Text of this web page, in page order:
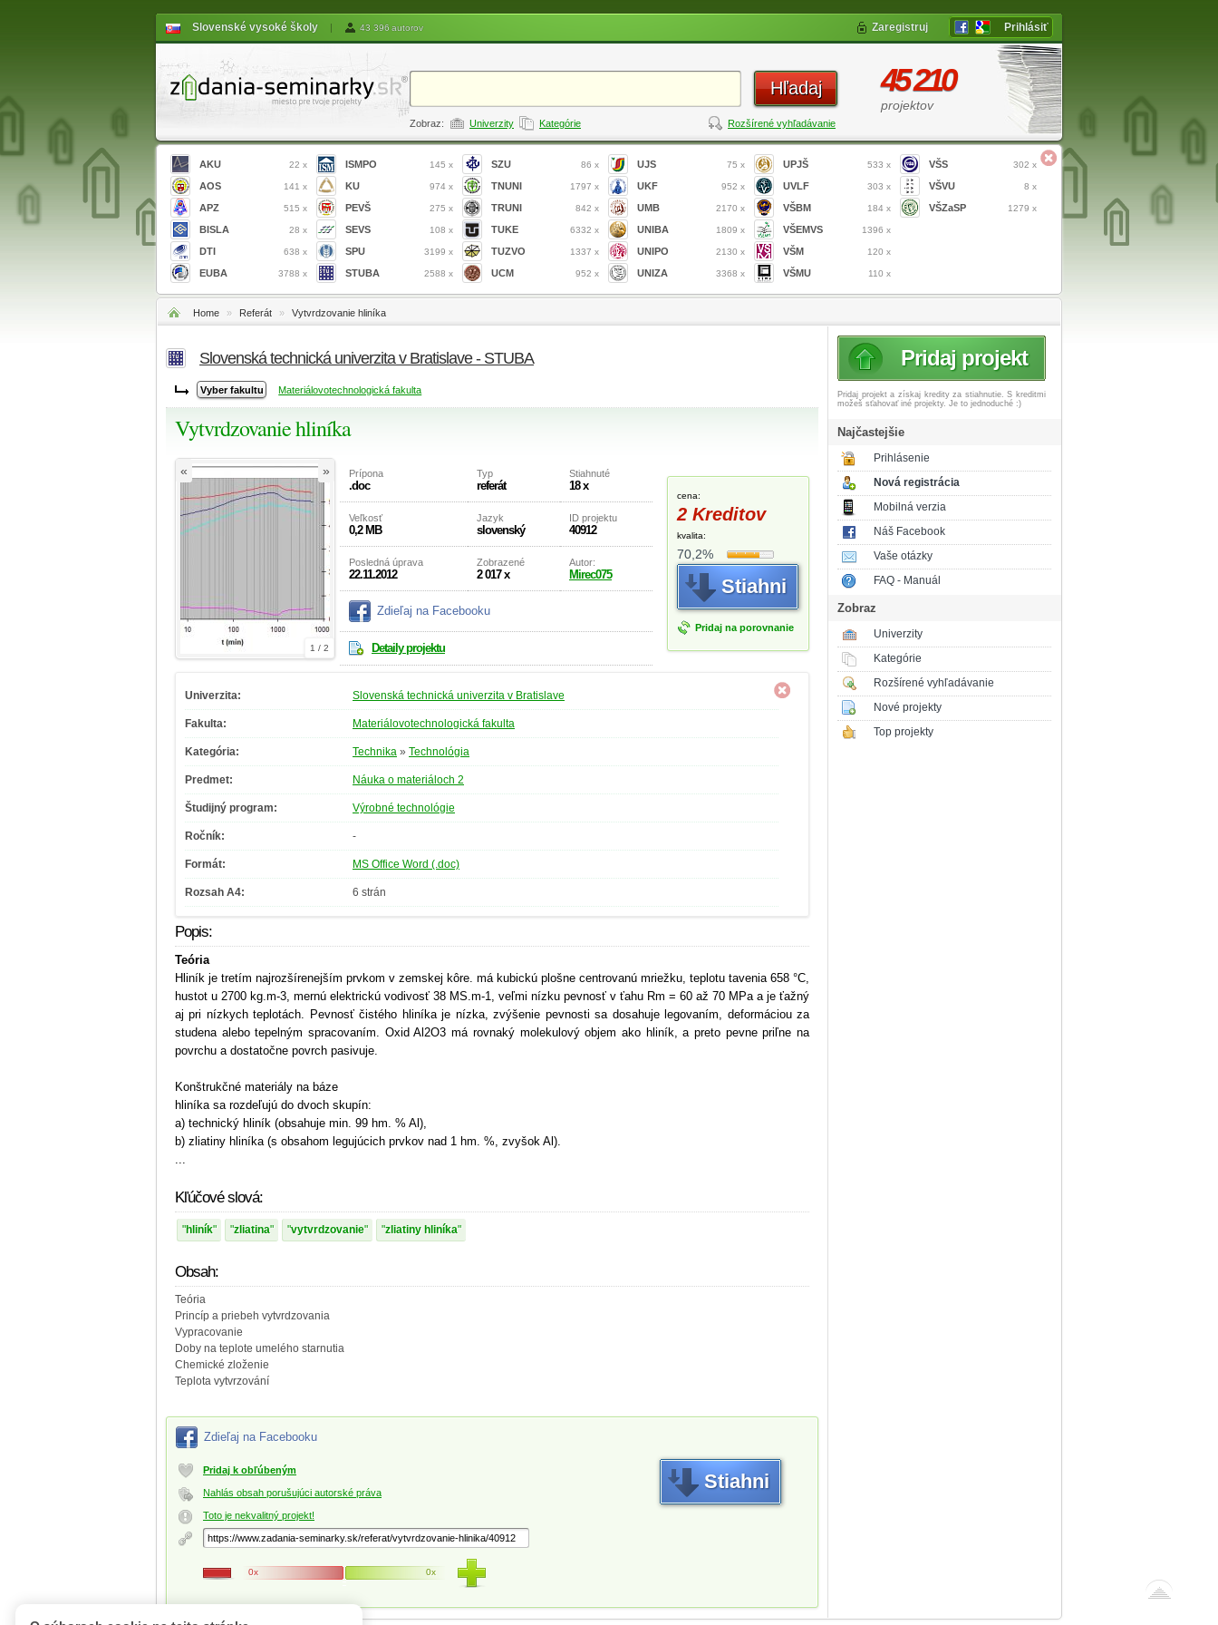
Slovenské vysoké školy | 43 396 autorov Zaregistruj Prihlásiť
Hľadaj
Zobraz: Univerzity Kategórie Rozšírené vyhľadávanie
45 210
projektov
AKU 22 x
AOS 141 x
APZ 515 x
BISLA 28 x
DTI 638 x
EUBA 3788 x
ISMPO 145 x
KU 974 x
PEVŠ 275 x
SEVS 108 x
SPU 3199 x
STUBA 2588 x
SZU 86 x
TNUNI 1797 x
TRUNI 842 x
TUKE 6332 x
TUZVO 1337 x
UCM 952 x
UJS 75 x
UKF 952 x
UMB 2170 x
UNIBA 1809 x
UNIPO 2130 x
UNIZA 3368 x
UPJŠ 533 x
UVLF 303 x
VŠBM 184 x
VŠEMVS 1396 x
VŠM 120 x
VŠMU 110 x
VŠS 302 x
VŠVU 8 x
VŠZaSP 1279 x
Home » Referát » Vytvrdzovanie hliníka
Slovenská technická univerzita v Bratislave - STUBA
Materiálovotechnologická fakulta
Vytvrdzovanie hliníka
1 / 2
« » Prípona
.doc
Typ
referát
Stiahnuté
18 x
Veľkosť
0,2 MB
Jazyk
slovenský
ID projektu
40912
Posledná úprava
22.11.2012
Zobrazené
2 017 x
Autor:
Mirec075
Zdieľaj na Facebooku
Detaily projektu
cena:
2 Kreditov
kvalita:
70,2%
Stiahni
Pridaj na porovnanie
Univerzita: Slovenská technická univerzita v Bratislave
Fakulta: Materiálovotechnologická fakulta
Kategória: Technika » Technológia
Predmet: Náuka o materiáloch 2
Študijný program: Výrobné technológie
Ročník: -
Formát: MS Office Word (.doc)
Rozsah A4: 6 strán
Popis:
Teória
Hliník je tretím najrozšírenejším prvkom v zemskej kôre. má kubickú plošne centrovanú mriežku, teplotu tavenia 658 °C,
hustot u 2700 kg.m-3, mernú elektrickú vodivosť 38 MS.m-1, veľmi nízku pevnosť v ťahu Rm = 60 až 70 MPa a je ťažný
aj pri nízkych teplotách. Pevnosť čistého hliníka je nízka, zvýšenie pevnosti sa dosahuje legovaním, deformáciou za
studena alebo tepelným spracovaním. Oxid Al2O3 má rovnaký molekulový objem ako hliník, a preto pevne priľne na
povrchu a dostatočne povrch pasivuje.
Konštrukčné materiály na báze
hliníka sa rozdeľujú do dvoch skupín:
a) technický hliník (obsahuje min. 99 hm. % Al),
b) zliatiny hliníka (s obsahom legujúcich prvkov nad 1 hm. %, zvyšok Al).
...
Kľúčové slová:
hliník zliatina vytvrdzovanie zliatiny hliníka
Obsah:
Teória
Princíp a priebeh vytvrdzovania
Vypracovanie
Doby na teplote umelého starnutia
Chemické zloženie
Teplota vytvrzování
Zdieľaj na Facebooku
Pridaj k obľúbeným
Nahlás obsah porušujúci autorské práva
Toto je nekvalitný projekt!
0x 0x
Stiahni
Pridaj projekt
Pridaj projekt a získaj kredity za stiahnutie. S kreditmi
možeš sťahovať iné projekty. Je to jednoduché :)
Najčastejšie
Prihlásenie
Nová registrácia
Mobilná verzia
Náš Facebook
Vaše otázky
FAQ - Manuál
Zobraz
Univerzity
Kategórie
Rozšírené vyhľadávanie
Nové projekty
Top projekty